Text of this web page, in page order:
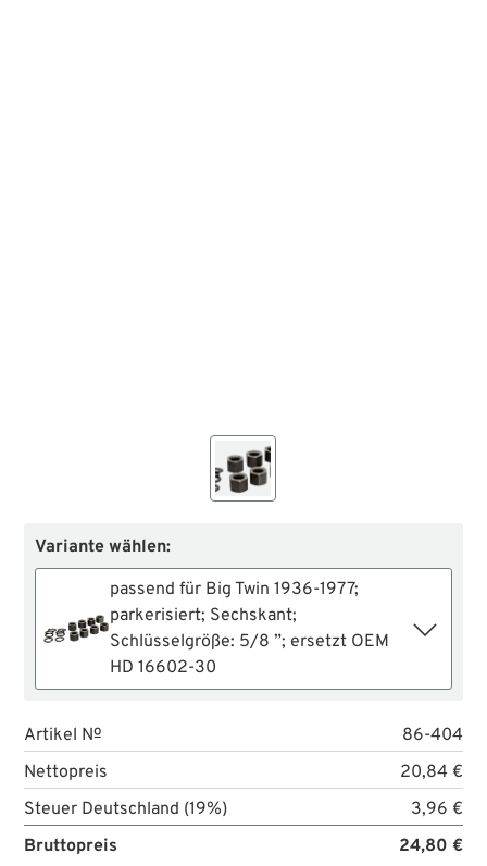
Variante wählen:
passend für Big Twin 1936-1977;
parkerisiert; Sechskant;
Schlüsselgröße: 5/8 ”; ersetzt OEM
HD 16602-30
Artikel №
86-404
Nettopreis
20,84 €
Steuer Deutschland (19%)
3,96 €
Bruttopreis
24,80 €